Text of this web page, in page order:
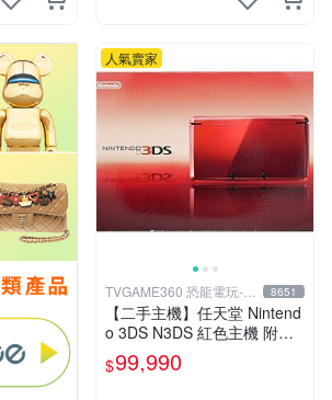
人氣賣家
TVGAME360 恐龍電玩-台
中店
8651
【二手主機】任天堂 Nintend
o 3DS N3DS 紅色主機 附充
電器【台中恐龍電玩】
$99,990